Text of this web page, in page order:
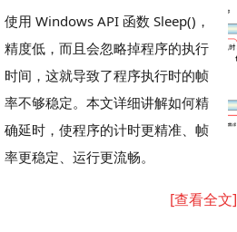
使用 Windows API 函数 Sleep()，
精度低，而且会忽略掉程序的执行
时间，这就导致了程序执行时的帧
率不够稳定。本文详细讲解如何精
确延时，使程序的计时更精准、帧
率更稳定、运行更流畅。
[查看全文]